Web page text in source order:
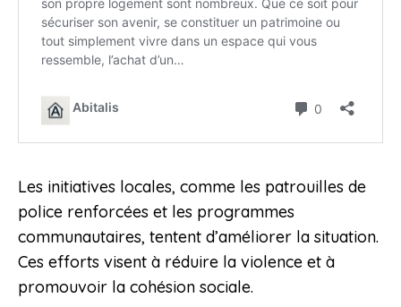
Les initiatives locales, comme les patrouilles de
police renforcées et les programmes
communautaires, tentent d’améliorer la situation.
Ces efforts visent à réduire la violence et à
promouvoir la cohésion sociale.